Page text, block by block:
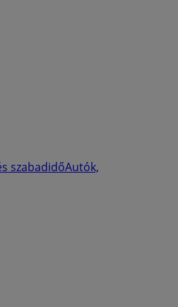
szabadidőAutók,